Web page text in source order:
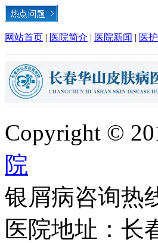
网站首页 | 医院简介 | 医院新闻 | 医
Copyright ©
院
银屑病咨询热
医院地址：长